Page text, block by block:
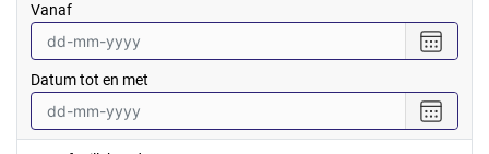
vanaf
een
vanaf
Datum tot en met
een